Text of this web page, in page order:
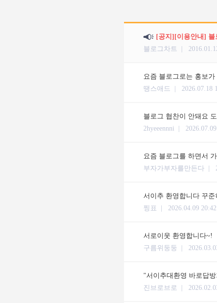
[공지][이용안내] 블
블로그차트 |
요즘 블로그로는 홍보
땡스애드 | 2026.07.18
블로그 협찬이 안돼요
2hyeeennni |
요즘 블로그를 하면서
부자가부자를만든다 |
서이추 환영합니다 꾸
찡표 | 2026.04.09 20:42
서로이웃 환영합니다~!
구름위둥둥 |
"서이추대환영 바로답
진브로브로 |